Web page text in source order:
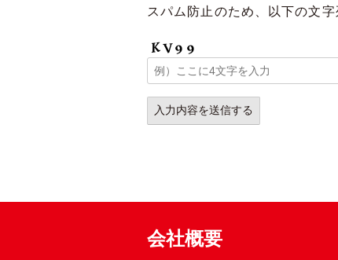
スパム防止のため、以下の文
会社概要